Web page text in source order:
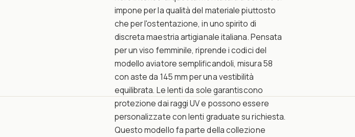
impone per la qualità del materiale piuttosto
che per l'ostentazione, in uno spirito di
discreta maestria artigianale italiana. Pensata
per un viso femminile, riprende i codici del
modello aviatore semplificandoli, misura 58
con aste da 145 mm per una vestibilità
equilibrata. Le lenti da sole garantiscono
protezione dai raggi UV e possono essere
personalizzate con lenti graduate su richiesta.
Questo modello fa parte della collezione